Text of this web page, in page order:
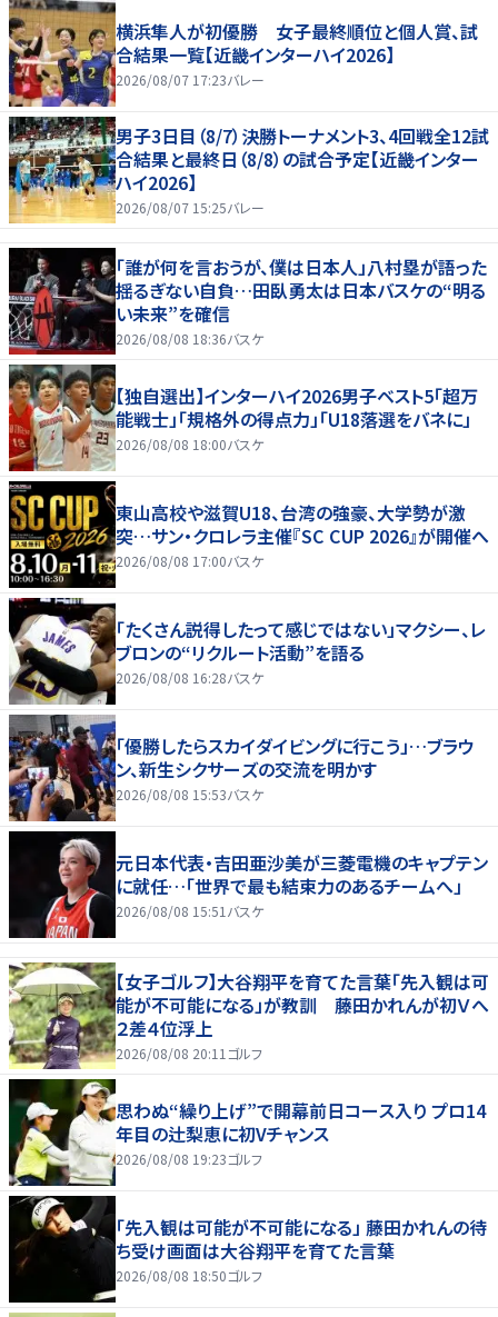
横浜隼人が初優勝 女子最終順位と個人賞、試
合結果一覧【近畿インターハイ2026】
2026/08/07 17:23バレー
男子3日目（8/7）決勝トーナメント3、4回戦全12試
合結果と最終日（8/8）の試合予定【近畿インター
ハイ2026】
2026/08/07 15:25バレー
「誰が何を言おうが、僕は日本人」八村塁が語った
揺るぎない自負…田臥勇太は日本バスケの“明る
い未来”を確信
2026/08/08 18:36バスケ
【独自選出】インターハイ2026男子ベスト5「超万
能戦士」「規格外の得点力」「U18落選をバネに」
2026/08/08 18:00バスケ
東山高校や滋賀U18、台湾の強豪、大学勢が激
突…サン・クロレラ主催『SC CUP 2026』が開催へ
2026/08/08 17:00バスケ
「たくさん説得したって感じではない」マクシー、レ
ブロンの“リクルート活動”を語る
2026/08/08 16:28バスケ
「優勝したらスカイダイビングに行こう」…ブラウ
ン、新生シクサーズの交流を明かす
2026/08/08 15:53バスケ
元日本代表・吉田亜沙美が三菱電機のキャプテン
に就任…「世界で最も結束力のあるチームへ」
2026/08/08 15:51 バスケ
【女子ゴルフ】大谷翔平を育てた言葉「先入観は可
能が不可能になる」が教訓 藤田かれんが初Ｖへ
２差４位浮上
2026/08/08 20:11ゴルフ
思わぬ“繰り上げ”で開幕前日コース入り プロ14
年目の辻梨恵に初Vチャンス
2026/08/08 19:23ゴルフ
「先入観は可能が不可能になる」 藤田かれんの待
ち受け画面は大谷翔平を育てた言葉
2026/08/08 18:50ゴルフ